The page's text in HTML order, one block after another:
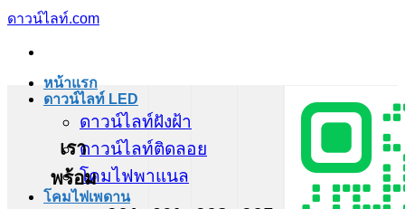
ข้าม
เนื้อหา
ดาวน์ไลท์.com
หน้าแรก
ดาวน์ไลท์ LED
ดาวน์ไลท์ฝังฝ้า
ดาวน์ไลท์ติดลอย
โคมไฟพาแนล
โคมไฟเพดาน
เรา
พร้อม